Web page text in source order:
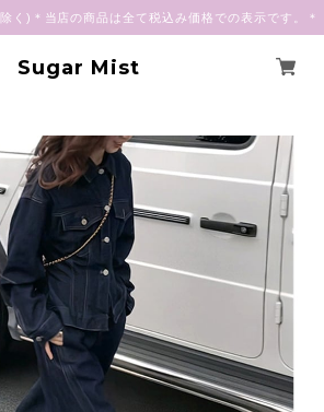
く)＊当店の商品は全て税込み価格での表示です。＊
Sugar Mist